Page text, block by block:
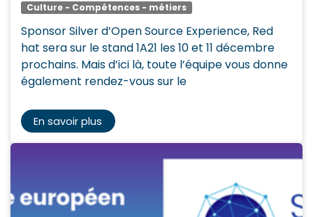
Culture - Compétences - métiers
Sponsor Silver d’Open Source Experience, Red
hat sera sur le stand 1A21 les 10 et 11 décembre
prochains. Mais d’ici là, toute l’équipe vous donne
également rendez-vous sur le
En savoir plus